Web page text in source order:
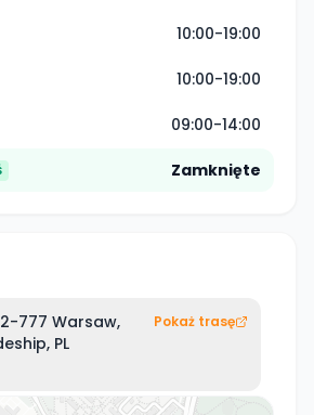
10:00-19:00
10:00-19:00
09:00-14:00
Zamknięte
777 Warsaw,
PL
Pokaż trasę